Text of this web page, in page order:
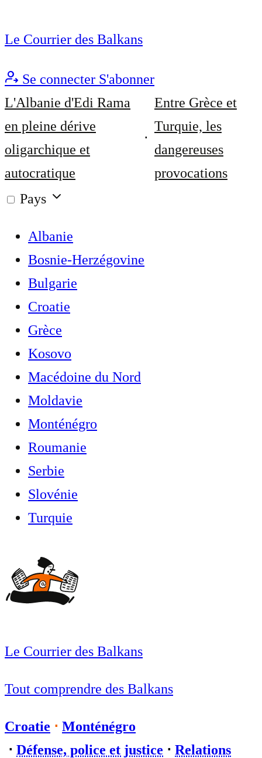
Le Courrier des Balkans
Se connecter S'abonner
L'Albanie d'Edi Rama
en pleine dérive
oligarchique et
autocratique
Entre Grèce et
Turquie, les
dangereuses
provocations
Pays
Albanie
Bosnie-Herzégovine
Bulgarie
Croatie
Grèce
Kosovo
Macédoine du Nord
Moldavie
Monténégro
Roumanie
Serbie
Slovénie
Turquie
Le Courrier des Balkans
Tout comprendre des Balkans
Croatie ⋅ Monténégro
⋅ Défense, police et justice ⋅ Relations